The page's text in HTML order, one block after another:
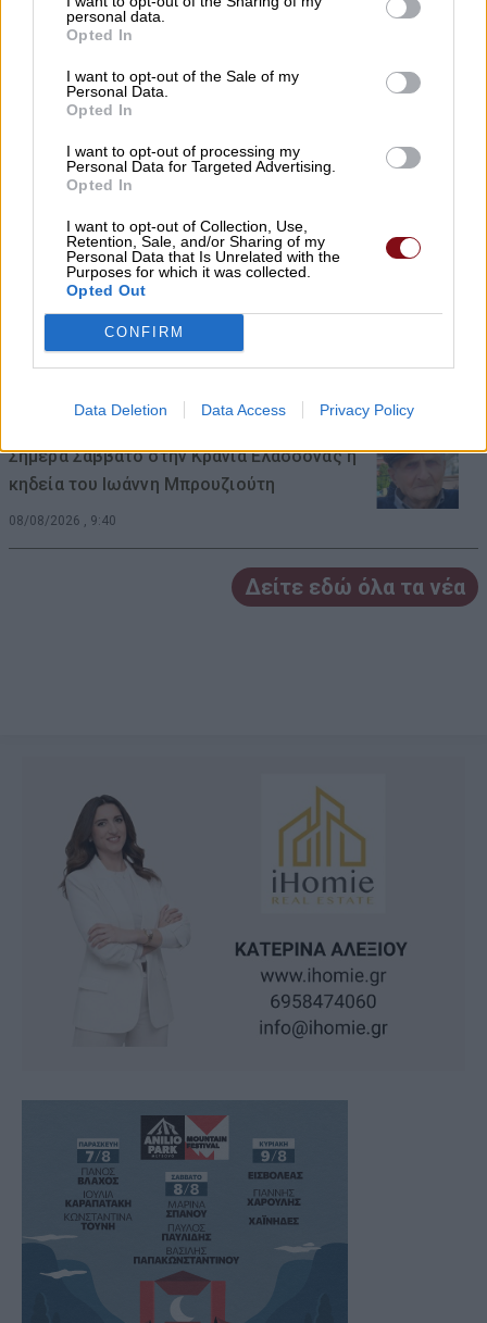
personal data.
Opted In
I want to opt-out of the Sale of my
Personal Data.
Opted In
I want to opt-out of processing my
Personal Data for Targeted Advertising.
Opted In
I want to opt-out of Collection, Use,
Retention, Sale, and/or Sharing of my
Personal Data that Is Unrelated with the
Purposes for which it was collected.
Opted Out
CONFIRM
Data Deletion Data Access Privacy Policy
μικρές επιχειρήσεις
08/08/2026 , 10:38
Νείλου στους Γόννους – Θα γίνει
ψεκασμός το βράδυ της Δευτέρας
08/08/2026 , 10:18
Αυγερινός επανέρχεται κατά Καρυστιανού
και Γρατσία: Πολιτική σπέκουλα,
παραπληροφόρηση και προσωπικές
Σήμερα Σάββατο στην Κρανιά Ελασσόνας η
κηδεία του Ιωάννη Μπρουζιούτη
08/08/2026 , 9:40
Δείτε εδώ όλα τα νέα